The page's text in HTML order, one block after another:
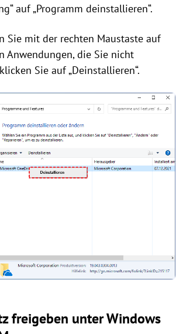
auf „Programm deinstallieren“.
Sie mit der rechten Maustaste auf
Anwendungen, die Sie nicht
Sie auf „Deinstallieren“.
freigeben unter Windows